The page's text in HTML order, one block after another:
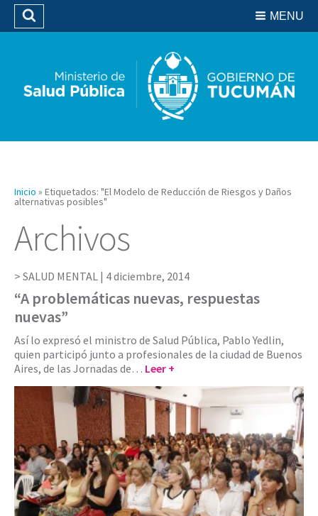
Biblioteca
MENU
Buscar
Inicio » Etiquetados: "El Modelo de Reducción de Riesgos y Daños
alternativas posibles"
Archivos
SALUD MENTAL | 4 diciembre, 2014
“A problemáticas nuevas, respuestas
nuevas”
Así lo expresó el ministro de Salud Pública, Pablo Yedlin,
quien participó junto a profesionales de la ciudad de Buenos
Aires, de las Jornadas de… Leer +